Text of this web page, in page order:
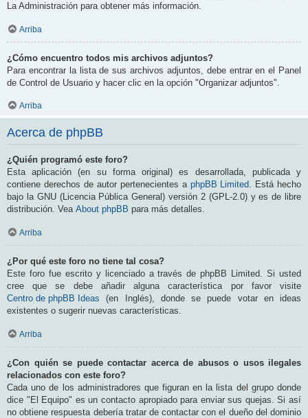
La Administración para obtener más información.
Arriba
¿Cómo encuentro todos mis archivos adjuntos?
Para encontrar la lista de sus archivos adjuntos, debe entrar en el Panel
de Control de Usuario y hacer clic en la opción "Organizar adjuntos".
Arriba
Acerca de phpBB
¿Quién programó este foro?
Esta aplicación (en su forma original) es desarrollada, publicada y
contiene derechos de autor pertenecientes a phpBB Limited. Está hecho
bajo la GNU (Licencia Pública General) versión 2 (GPL-2.0) y es de libre
distribución. Vea About phpBB para más detalles.
Arriba
¿Por qué este foro no tiene tal cosa?
Este foro fue escrito y licenciado a través de phpBB Limited. Si usted
cree que se debe añadir alguna característica por favor visite
Centro de phpBB Ideas (en Inglés), donde se puede votar en ideas
existentes o sugerir nuevas características.
Arriba
¿Con quién se puede contactar acerca de abusos o usos ilegales
relacionados con este foro?
Cada uno de los administradores que figuran en la lista del grupo donde
dice "El Equipo" es un contacto apropiado para enviar sus quejas. Si así
no obtiene respuesta debería tratar de contactar con el dueño del dominio